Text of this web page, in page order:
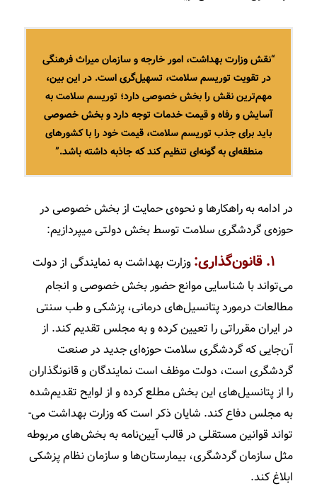
“نقش وزارت بهداشت، امور خارجه و سازمان میراث فرهنگی
در تقویت توریسم سلامت، تسهیل‌گری است. در این بین،
مهم‌ترین نقش را بخش خصوصی دارد؛ توریسم سلامت به
آسایش و رفاه و قیمت خدمات توجه دارد و بخش خصوصی
باید برای جذب توریسم سلامت، قیمت خود را با کشورهای
منطقه‌ای به گونه‌ای تنظیم کند که جاذبه داشته باشد.”
در ادامه به راهکارها و نحوه‌ی حمایت از بخش خصوصی در
حوز‌ه‌ی گردشگری سلامت توسط بخش دولتی می­پردازیم:
وزارت بهداشت به نمایندگی از دولت
می‌­تواند با شناسایی موانع حضور بخش خصوصی و انجام
مطالعات درمورد پتانسیل­‌های درمانی، پزشکی و طب سنتی
در ایران مقرراتی را تعیین کرده و به مجلس تقدیم کند. از
آن‌جایی که گردشگری سلامت حوزه‌­ای جدید در صنعت
گردشگری است، دولت موظف است نمایندگان و قانون­گذاران
را از پتانسیل­‌های این بخش مطلع کرده و از لوایح تقدیم‌شده
به مجلس دفاع کند. شایان ذکر است که وزارت بهداشت می‌­
تواند قوانین مستقلی در قالب آیین‌­نامه به بخش‌های مربوطه
مثل سازمان گردشگری، بیمارستان­‌ها و سازمان نظام پزشکی
ابلاغ کند.